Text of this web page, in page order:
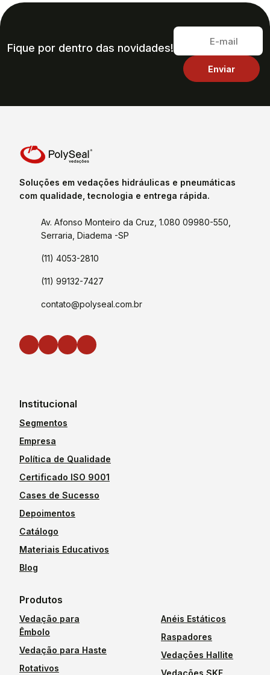
Fique por dentro das novidades!
Soluções em vedações hidráulicas e pneumáticas
com qualidade, tecnologia e entrega rápida.
Av. Afonso Monteiro da Cruz, 1.080 09980-550,
Serraria, Diadema -SP
(11) 4053-2810
(11) 99132-7427
contato@polyseal.com.br
Institucional
Segmentos
Empresa
Política de Qualidade
Certificado ISO 9001
Cases de Sucesso
Depoimentos
Catálogo
Materiais Educativos
Blog
Produtos
Vedação para
Êmbolo
Vedação para Haste
Rotativos
Anéis Estáticos
Raspadores
Vedações Hallite
Vedações SKF